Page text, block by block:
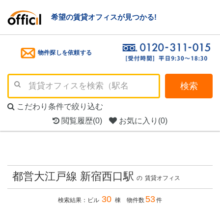
希望の賃貸オフィスが見つかる!
物件探しを依頼する
検索
こだわり条件で絞り込む
閲覧履歴(0) お気に入り (0)
都営大江戸線 新宿西口駅 の 賃貸オフィス
検索結果：ビル 30 棟 物件数53件